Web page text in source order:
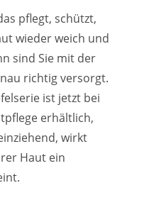
pflegt, schützt,
wieder weich und
sind Sie mit der
richtig versorgt.
ist jetzt bei
erhältlich,
wirkt
Haut ein